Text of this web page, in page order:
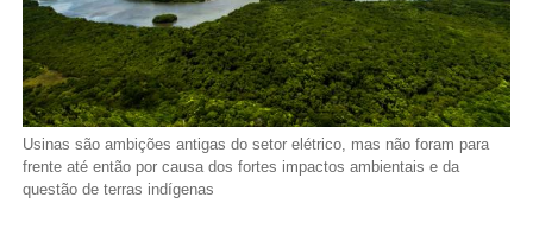
Usinas são ambições antigas do setor elétrico, mas não foram para
frente até então por causa dos fortes impactos ambientais e da
questão de terras indígenas